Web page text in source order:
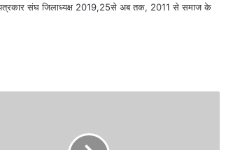
संघ जिलाध्यक्ष 2019,25से अब तक, 2011 से समाज के